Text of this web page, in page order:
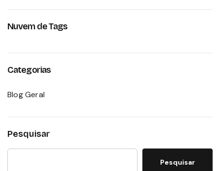
Nuvem de Tags
Categorias
Blog Geral
Pesquisar
Pesquisar